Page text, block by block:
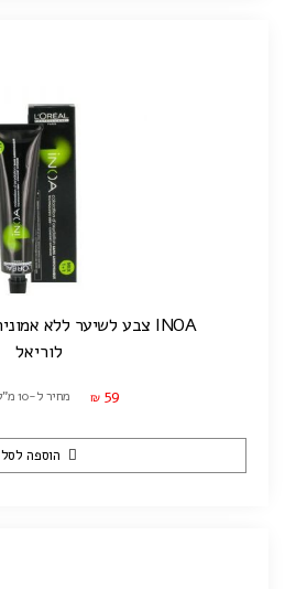
INOA צבע לשיער ללא אמוניה אינואה | 60 מ"ל
לוריאל
₪ 59 מחיר ל-10 מ"ל: ₪9.83
הוספה לסל